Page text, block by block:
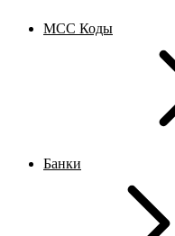
MCC Коды
Банки